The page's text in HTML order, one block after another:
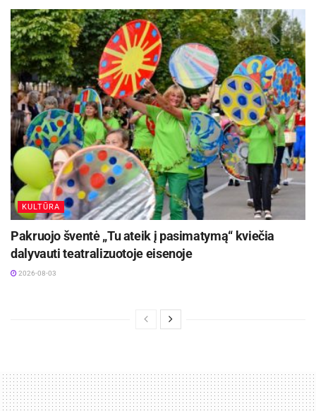
KULTŪRA
Pakruojo šventė „Tu ateik į pasimatymą“ kviečia
dalyvauti teatralizuotoje eisenoje
2026-08-03